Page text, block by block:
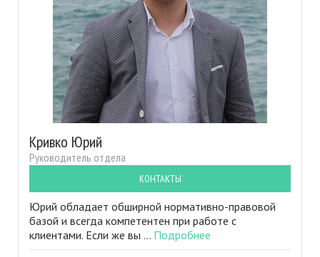
Кривко Юрий
Руководитель отдела
КОНТАКТЫ
Юрий обладает обширной нормативно-правовой
базой и всегда компетентен при работе с
клиентами. Если же вы ... Подробнее